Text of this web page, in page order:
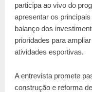
participa ao vivo do
apresentar os
balanço dos
prioridades para
atividades esportivas.
A entrevista promete
construção e reforma